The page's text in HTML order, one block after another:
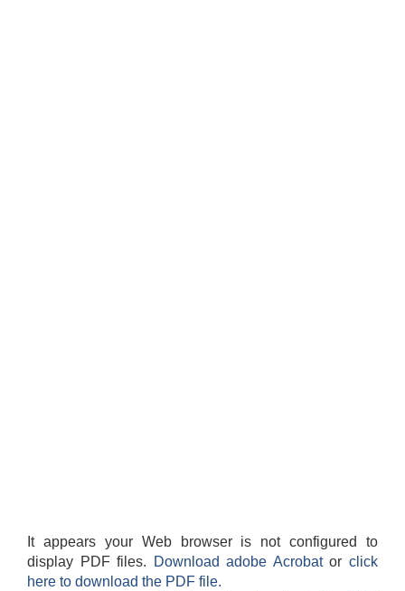
It appears your Web browser is not configured to
display PDF files.
Download adobe Acrobatorclick
here to download the PDF file.